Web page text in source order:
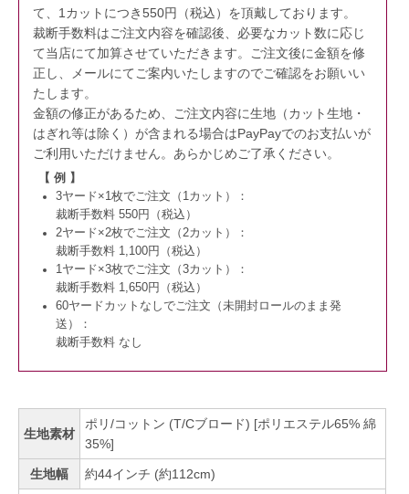
て、1カットにつき550円（税込）を頂戴しております。
裁断手数料はご注文内容を確認後、必要なカット数に応じ
て当店にて加算させていただきます。
ご注文後に金額を修
正し、メールにてご案内いたしますのでご確認をお願いい
たします。
金額の修正があるため、ご注文内容に生地（カット生地・
はぎれ等は除く）が含まれる場合はPayPayでのお支払いが
ご利用いただけません。 あらかじめご了承ください。
【 例 】
3ヤード×1枚でご注文（1カット）：
裁断手数料 550円（税込）
2ヤード×2枚でご注文（2カット）：
裁断手数料 1,100円（税込）
1ヤード×3枚でご注文（3カット）：
裁断手数料 1,650円（税込）
60ヤードカットなしでご注文（未開封ロールのまま発
送）：
裁断手数料 なし
生地素材
ポリ/コットン (T/Cブロード) [ポリエステル65% 綿
35%]
生地幅 約44インチ (約112cm)